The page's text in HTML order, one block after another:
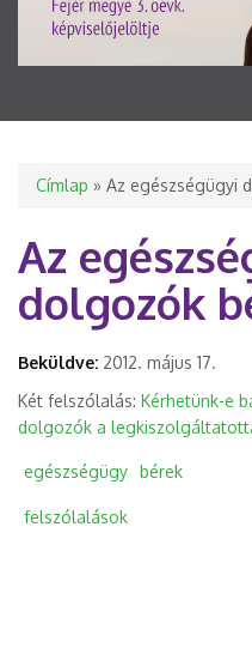
Jelenlegi hely
Címlap » Az egészségügyi
Az
dolgozók
Beküldve: 2012. május 17.
Két felszólalás: Kérhetünk-e
dolgozók a
egészségügy bérek
felszólalások